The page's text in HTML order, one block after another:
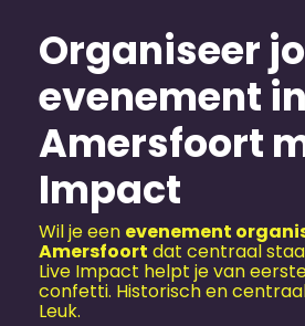
Organiseer
evenement in
Amersfoort
Impact
Wil je een evenement
Amersfoort dat centraal
Live Impact helpt je van
confetti. Historisch en
Leuk.